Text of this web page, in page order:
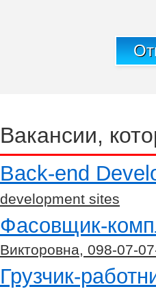
Вакансии,
Back-end
development sites
Фасовщик-
Викторовна, 098-07-
Грузчик-